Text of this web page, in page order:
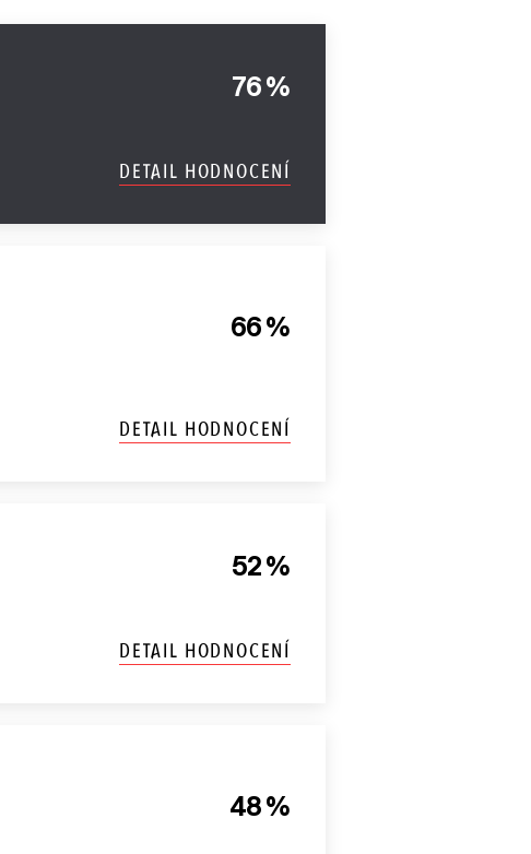
76 %
DETAIL HODNOCENÍ
66 %
DETAIL HODNOCENÍ
52 %
DETAIL HODNOCENÍ
48 %